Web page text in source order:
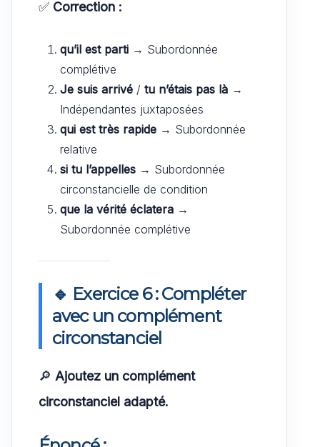
✅ Correction :
qu’il est parti → Subordonnée
complétive
Je suis arrivé / tu n’étais pas là →
Indépendantes juxtaposées
qui est très rapide → Subordonnée
relative
si tu l’appelles → Subordonnée
circonstancielle de condition
que la vérité éclatera →
Subordonnée complétive
🔹 Exercice 6 : Compléter
avec un complément
circonstanciel
🔎 Ajoutez un complément
circonstanciel adapté.